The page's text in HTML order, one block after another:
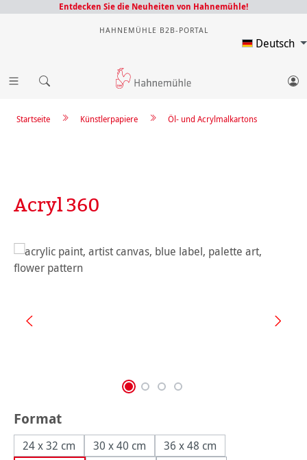
Entdecken Sie die Neuheiten von Hahnemühle!
HAHNEMÜHLE B2B-PORTAL
Deutsch
Öl- und Acrylmalkartons
Künstlerpapiere
Startseite
Acryl 360
Bildergalerie überspringen
Formatauswählen
24 x 32 cm 30 x 40 cm
36 x 48 cm